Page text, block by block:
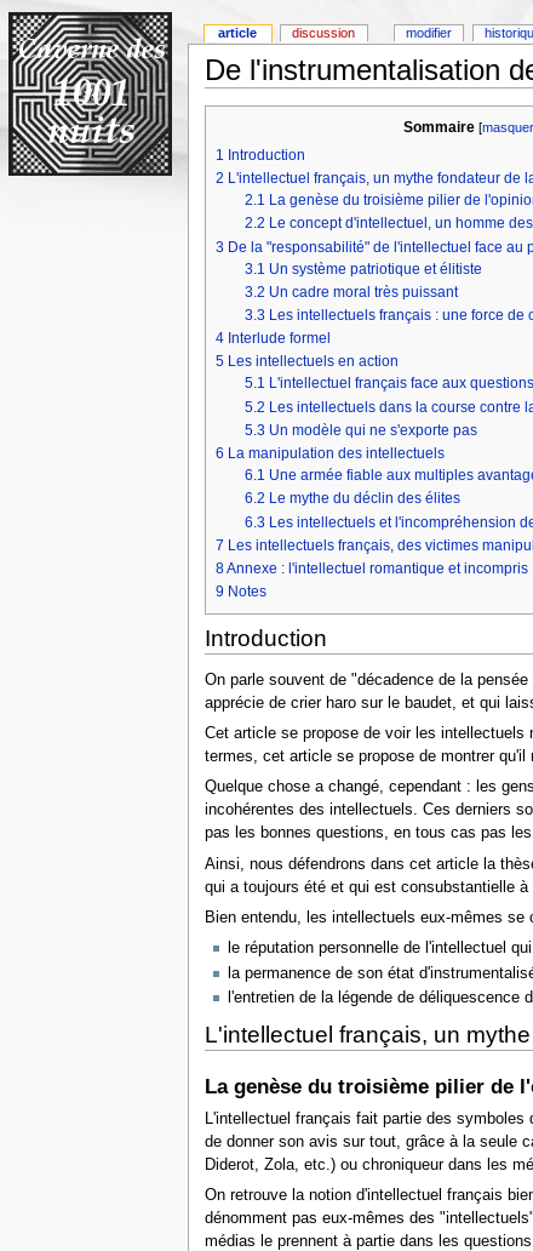
De l'instrumentalisation
Sommaire [masquer
1 Introduction
2 L'intellectuel français, un mythe fondateur de
2.1 La genèse du troisième pilier de
2.2 Le concept d'intellectuel, un homme
3 De la "responsabilité" de l'intellectuel face au
3.1 Un système patriotique et élitiste
3.2 Un cadre moral très puissant
3.3 Les intellectuels français : une force
4 Interlude formel
5 Les intellectuels en action
5.1 L'intellectuel français face aux
5.2 Les intellectuels dans la course contre
5.3 Un modèle qui ne s'exporte pas
6 La manipulation des intellectuels
6.1 Une armée fiable aux multiples
6.2 Le mythe du déclin des élites
6.3 Les intellectuels et l'incompréhension
7 Les intellectuels français, des victimes
8Annexe : l'intellectuel romantique et incompris
9 Notes
Introduction
On parle souvent de "décadence de la
apprécie de crier haro sur le baudet, et qui
Cet article se propose de voir les
termes, cet article se propose de montrer qu'il
Quelque chose a changé, cependant : les
incohérentes des intellectuels. Ces derniers
pas les bonnes questions, en tous cas pas
Ainsi, nous défendrons dans cet article la
qui a toujours été et qui est consubstantielle
Bien entendu, les intellectuels eux-mêmes
le réputation personnelle de l'intellectuel
la permanence de son état
l'entretien de la légende de déliquescence
L'intellectuel français, un
La genèse du troisième pilier de
L'intellectuel français fait partie des
de donner son avis sur tout, grâce à la seule
Diderot, Zola, etc.) ou chroniqueur dans les
On retrouve la notion d'intellectuel français
dénomment pas eux-mêmes des
médias le prennent à partie dans les
article discussion modifier